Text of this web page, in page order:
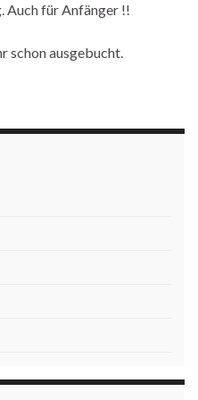
Auch für Anfänger !!
schon ausgebucht.